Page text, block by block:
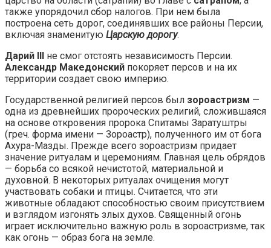
также упорядочил сбор налогов. При нем была
построена сеть дорог, соединявших все районы Персии,
включая знаменитую Царскую дорогу.
Дарий III
не смог отстоять независимость Персии.
Александр Македонский покоряет персов и на их
территории создает свою империю.
Государственной религией персов был зороастризм —
одна из древнейших пророческих религий, сложившаяся
на основе откровения пророка Спитамы Заратуштры
(греч. форма имени — Зороастр), полученного им от бога
Ахура-Мазды. Прежде всего зороастризм придает
значение ритуалам и церемониям. Главная цель обрядов
— борьба со всякой нечистотой, материальной и
духовной. В некоторых ритуалах очищения могут
участвовать собаки и птицы. Считается, что эти
животные обладают способностью своим присутствием
и взглядом изгонять злых духов. Священный огонь
играет исключительно важную роль в зороастризме, так
как огонь — образ бога на земле.